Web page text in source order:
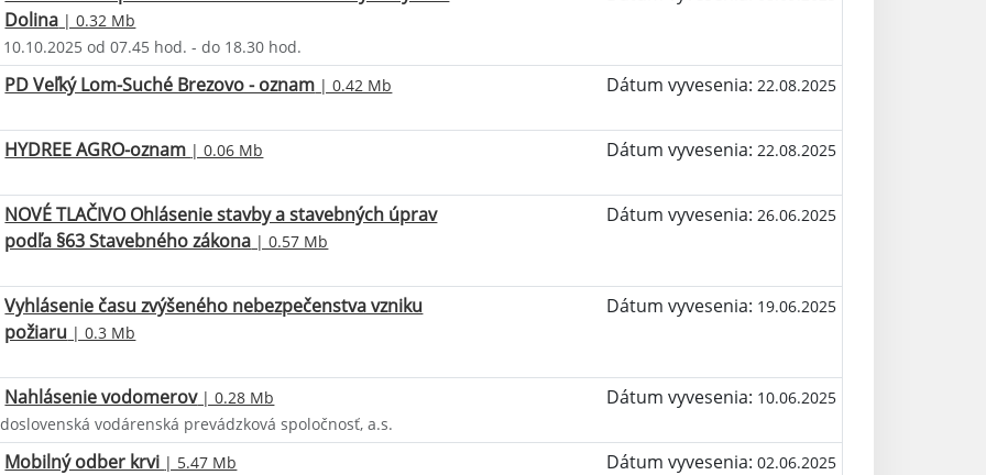
Dolina | 0.32 Mb
od 07.45 hod. - do 18.30 hod.
PD Veľký Lom-Suché Brezovo - oznam | 0.42 Mb Dátum vyvesenia: 22.08.2025
HYDREE AGRO-oznam | 0.06 Mb Dátum vyvesenia: 22.08.2025
NOVÉ TLAČIVO Ohlásenie stavby a stavebných úprav
podľa §63 Stavebného zákona | 0.57 Mb
Dátum vyvesenia: 26.06.2025
Vyhlásenie času zvýšeného nebezpečenstva vzniku
požiaru | 0.3 Mb
Dátum vyvesenia: 19.06.2025
Nahlásenie vodomerov| 0.28 Mb Dátum vyvesenia: 10.06.2025
vodárenská prevádzková spoločnosť, a.s.
Mobilný odber krvi | 5.47 Mb Dátum vyvesenia: 02.06.2025